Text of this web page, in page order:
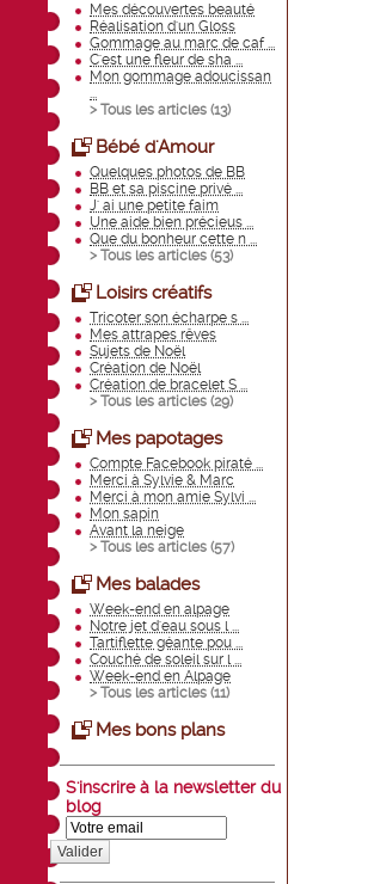
Mes découvertes beauté
Réalisation d'un Gloss
Gommage au marc de caf ...
C'est une fleur de sha ...
Mon gommage adoucissan
...
> Tous les articles (13)
Bébé d'Amour
Quelques photos de BB
BB et sa piscine privé ...
J' ai une petite faim
Une aide bien précieus ...
Que du bonheur cette n ...
> Tous les articles (53)
Loisirs créatifs
Tricoter son écharpe s ...
Mes attrapes rêves
Sujets de Noël
Création de Noël
Création de bracelet S ...
> Tous les articles (29)
Mes papotages
Compte Facebook piraté ...
Merci à Sylvie & Marc
Merci à mon amie Sylvi ...
Mon sapin
Avant la neige
> Tous les articles (57)
Mes balades
Week-end en alpage
Notre jet d'eau sous l ...
Tartiflette géante pou ...
Couché de soleil sur l ...
Week-end en Alpage
> Tous les articles (11)
Mes bons plans
S'inscrire à la newsletter du
blog
Valider